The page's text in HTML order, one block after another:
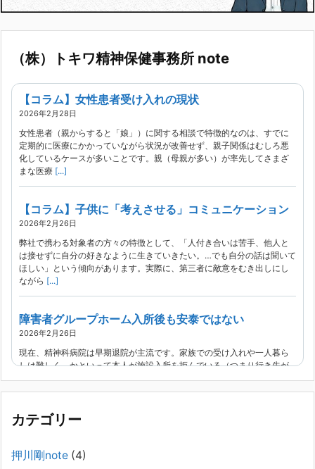
（株）トキワ精神保健事務所 note
【コラム】女性患者受け入れの現状
2026年2月28日
女性患者（親からすると「娘」）に関する相談で特徴的なのは、すでに
定期的に医療にかかっていながら状況が改善せず、親子関係はむしろ悪
化しているケースが多いことです。親（母親が多い）が率先してさまざ
まな医療 [...]
【コラム】子供に「考えさせる」コミュニケーション
2026年2月26日
弊社で携わる対象者の方々の特徴として、「人付き合いは苦手、他人と
は接せずに自分の好きなように生きていきたい。…でも自分の話は聞いて
ほしい」という傾向があります。実際に、第三者に敵意をむき出しにし
ながら [...]
障害者グループホーム入所後も安泰ではない
2026年2月26日
現在、精神科病院は早期退院が主流です。家族での受け入れや一人暮ら
しは難しく、かといって本人が施設入所を拒んでいる（つまり行き先が
困ってし[...]
精神科から「退院できます」と言われた家族へ──退院
2026年2月21日
カテゴリー
押川剛note (4)